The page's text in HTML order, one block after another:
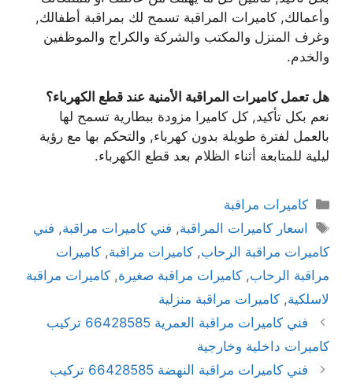
وأعمالك, كاميرات المراقبة تسمح لك بمراقبة أطفالك,
وغرف المنزل والمكتب والشركة والكراج والموظفين
والخدم.
هل تعمل كاميرات المراقبة الأمنية عند قطع الكهرباء؟
نعم بكل تأكيد, كل كاميرا مزودة ببطارية تسمح لها
بالعمل لفترة طويلة بدون كهرباء, والتحكم بها مع رؤية
ليلية للمتابعة أثناء الظلام بعد قطع الكهرباء.
كاميرات مراقبة
اسعار كاميرات المراقبة, فني كاميرات مراقبة, فني
كاميرات مراقبة الرحاب, كاميرات مراقبة, كاميرات
مراقبة الرحاب, كاميرات مراقبة صغيرة, كاميرات مراقبة
لاسلكية, كاميرات مراقبة منزلية
فني كاميرات مراقبة العمرية 66428585 تركيب
كاميرات داخلية وخارجية
فني كاميرات مراقبة النهضة 66428585 تركيب